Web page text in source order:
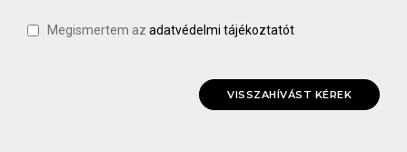
Megismertem az adatvédelmi tájékoztatót